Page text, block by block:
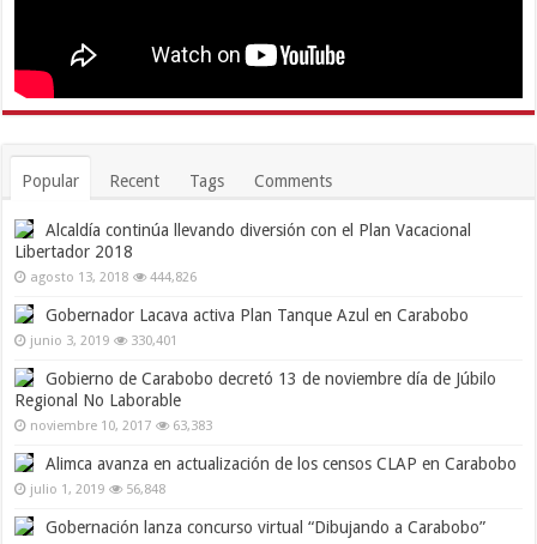
Popular Recent Tags Comments
Alcaldía continúa llevando diversión con el Plan Vacacional
Libertador 2018
agosto 13, 2018 444,826
Gobernador Lacava activa Plan Tanque Azul en Carabobo
junio 3, 2019 330,401
Gobierno de Carabobo decretó 13 de noviembre día de Júbilo
Regional No Laborable
noviembre 10, 2017 63,383
Alimca avanza en actualización de los censos CLAP en Carabobo
julio 1, 2019 56,848
Gobernación lanza concurso virtual “Dibujando a Carabobo”